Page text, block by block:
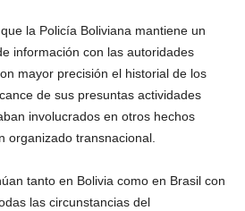
la Policía Boliviana mantiene un
información con las autoridades
mayor precisión el historial de los
de sus presuntas actividades
involucrados en otros hechos
organizado transnacional.
tanto en Bolivia como en Brasil con
las circunstancias del